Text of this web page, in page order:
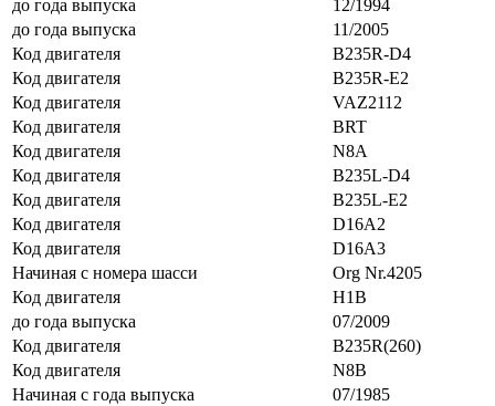
до года выпуска
12/1994
до года выпуска
11/2005
Код двигателя
B235R-D4
Код двигателя
B235R-E2
Код двигателя
VAZ2112
Код двигателя
BRT
Код двигателя
N8A
Код двигателя
B235L-D4
Код двигателя
B235L-E2
Код двигателя
D16A2
Код двигателя
D16A3
Начиная с номера шасси
Org Nr.4205
Код двигателя
H1B
до года выпуска
07/2009
Код двигателя
B235R(260)
Код двигателя
N8B
Начиная с года выпуска
07/1985